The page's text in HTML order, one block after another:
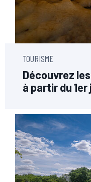
TOURISME
Découvrez
à partir du